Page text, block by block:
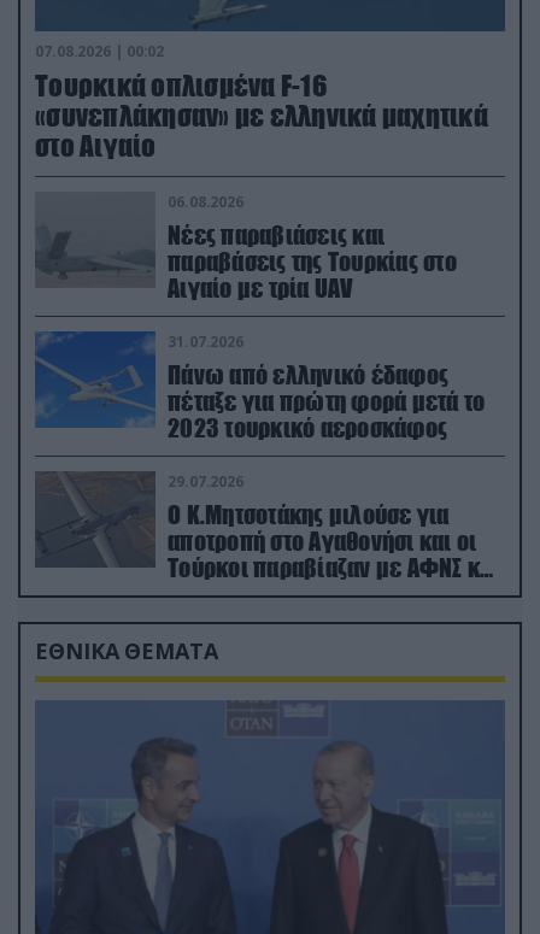
07.08.2026 | 00:02
Τουρκικά οπλισμένα F-16
«συνεπλάκησαν» με ελληνικά μαχητικά
στο Αιγαίο
06.08.2026
Νέες παραβιάσεις και
παραβάσεις της Τουρκίας στο
Αιγαίο με τρία UAV
31.07.2026
Πάνω από ελληνικό έδαφος
πέταξε για πρώτη φορά μετά το
2023 τουρκικό αεροσκάφος
29.07.2026
Ο Κ.Μητσοτάκης μιλούσε για
αποτροπή στο Αγαθονήσι και οι
Τούρκοι παραβίαζαν με ΑΦΝΣ και
drone
ΕΘΝΙΚΑ ΘΕΜΑΤΑ